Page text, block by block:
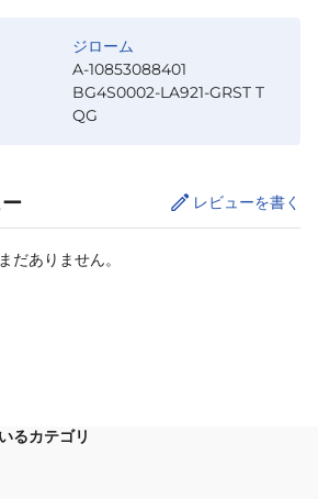
ジローム
A-10853088401
BG4S0002-LA921-GRST T
QG
レビューを書く
だありません。
るカテゴリ